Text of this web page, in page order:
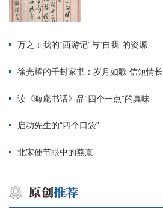
万之：我的“西游记”与“自我”的资源
徐光耀的千封家书：岁月如歌 信短情长
读《晦庵书话》品“四个一点”的真味
启功先生的“四个口袋”
北宋使节眼中的燕京